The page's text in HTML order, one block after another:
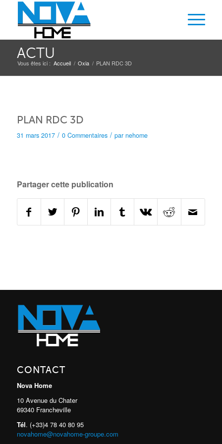
ACTU
Vous êtes ici : Accueil / Oxia / PLAN RDC 3D
PLAN RDC 3D
31 mars 2017 / 0 Commentaires / par nehome
Partager cette publication
CONTACT
Nova Home
10 Avenue du Chater
69340 Francheville
Tél. (+33)4 78 40 80 95
novahome@novahome-groupe.com